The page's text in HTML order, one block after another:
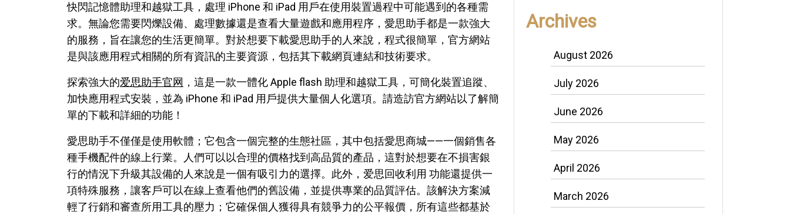
快閃記憶體助理和越獄工具，處理 iPhone 和 iPad 用戶在使用裝置過程中可能遇到的各種需
求。無論您需要閃爍設備、處理數據還是查看大量遊戲和應用程序，愛思助手都是一款強大
的服務，旨在讓您的生活更簡單。對於想要下載愛思助手的人來說，程式很簡單，官方網站
是與該應用程式相關的所有資訊的主要資源，包括其下載網頁連結和技術要求。
探索強大的爱思助手官网 ，這是一款一體化 Apple flash 助理和越獄工具，可簡化裝置追蹤、
加快應用程式安裝，並為 iPhone 和 iPad 用戶提供大量個人化選項。請造訪官方網站以了解簡
單的下載和詳細的功能！
愛思助手不僅僅是使用軟體；它包含一個完整的生態社區，其中包括愛思商城——一個銷售各
種手機配件的線上行業。人們可以以合理的價格找到高品質的產品，這對於想要在不損害銀
行的情況下升級其設備的人來說是一個有吸引力的選擇。此外，爱思回收利用 功能還提供一
項特殊服務，讓客戶可以在線上查看他們的舊設備，並提供專業的品質評估。該解決方案減
輕了行銷和審查所用工具的壓力；它確保個人獲得具有競爭力的公平報價，所有這些都基於
Archives
August 2026
July 2026
June 2026
May 2026
April 2026
March 2026